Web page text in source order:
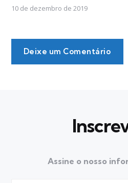
10 de dezembro de 2019
Deixe um Comentário
Assine o nosso